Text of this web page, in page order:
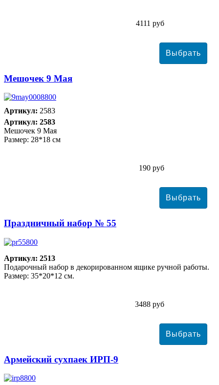
4111 руб
Мешочек 9 Мая
Артикул: 2583
Артикул: 2583
Мешочек 9 Мая
Размер: 28*18 см
190 руб
Праздничный набор № 55
Артикул: 2513
Подарочный набор в декорированном ящике ручной работы.
Размер: 35*20*12 см.
3488 руб
Армейский сухпаек ИРП-9